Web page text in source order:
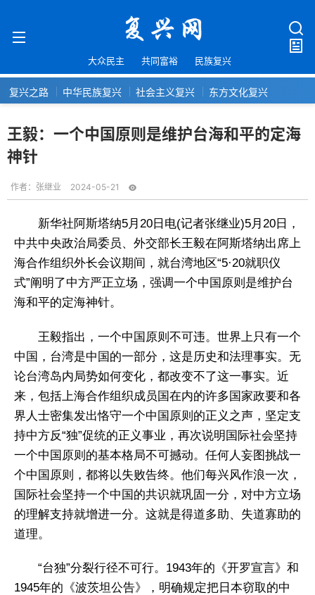
大众民主 共同富裕 民族复兴
复兴之路 中华民族复兴 社会主义复兴 东方文化复兴
王毅：一个中国原则是维护台海和平的定海
神针
作者： 张继业 2024-05-21
新华社阿斯塔纳5月20日电(记者张继业)5月20日，
中共中央政治局委员、外交部长王毅在阿斯塔纳出席上
海合作组织外长会议期间，就台湾地区“5·20就职仪
式”阐明了中方严正立场，强调一个中国原则是维护台
海和平的定海神针。
王毅指出，一个中国原则不可违。世界上只有一个
中国，台湾是中国的一部分，这是历史和法理事实。无
论台湾岛内局势如何变化，都改变不了这一事实。近
来，包括上海合作组织成员国在内的许多国家政要和各
界人士密集发出恪守一个中国原则的正义之声，坚定支
持中方反“独”促统的正义事业，再次说明国际社会坚持
一个中国原则的基本格局不可撼动。任何人妄图挑战一
个中国原则，都将以失败告终。他们每兴风作浪一次，
国际社会坚持一个中国的共识就巩固一分，对中方立场
的理解支持就增进一分。这就是得道多助、失道寡助的
道理。
“台独”分裂行径不可行。1943年的《开罗宣言》和
1945年的《波茨坦公告》，明确规定把日本窃取的中